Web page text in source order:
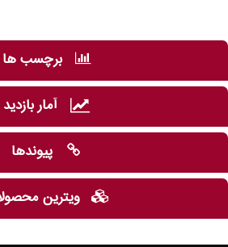
برچسب ها
آمار بازدید
پیوندها
ویترین